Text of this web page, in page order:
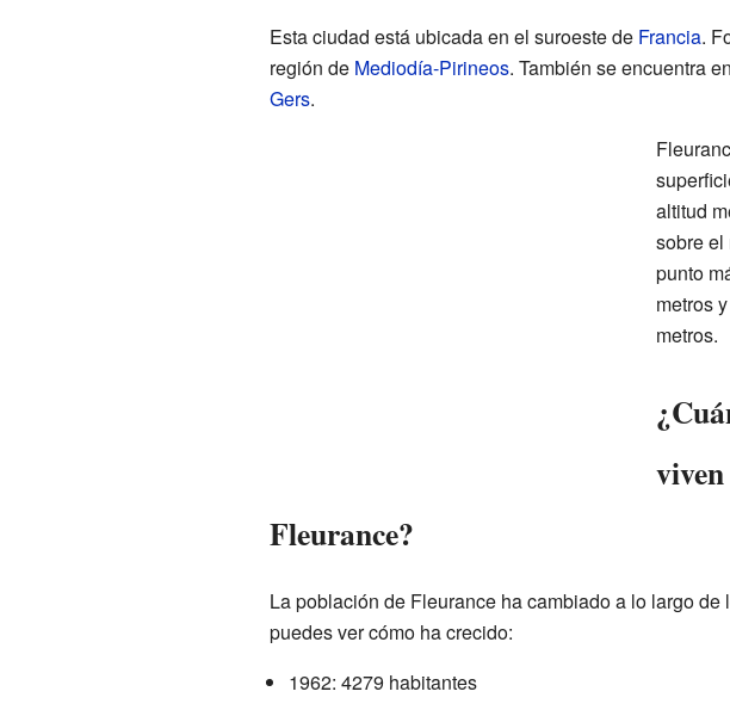
Esta ciudad está ubicada en el suroeste de Francia.
región de Mediodía-Pirineos. También se encuentra
Gers.
altitud
sobre el
punto
metros
metros.
Fleurance?
La población de Fleurance ha cambiado a lo largo de
puedes ver cómo ha crecido:
1962: 4279 habitantes